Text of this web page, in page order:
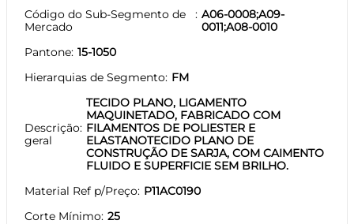
Código do Sub-Segmento de
Mercado
A06-0008;A09-
0011;A08-0010
Pantone 15-1050
Hierarquias de Segmento FM
Descrição
geral
TECIDO PLANO, LIGAMENTO
MAQUINETADO, FABRICADO COM
FILAMENTOS DE POLIESTER E
ELASTANOTECIDO PLANO DE
CONSTRUÇÃO DE SARJA, COM CAIMENTO
FLUIDO E SUPERFICIE SEM BRILHO.
Material Ref p/Preço P11AC0190
Corte Mínimo 25